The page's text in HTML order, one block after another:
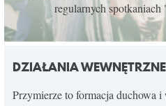
regularnych
DZIAŁANIA
Przymierze to formacja duchowa i